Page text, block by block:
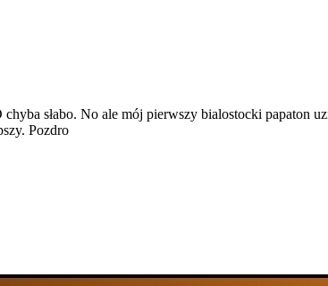
słabo. No ale mój pierwszy bialostocki papaton
Pozdro